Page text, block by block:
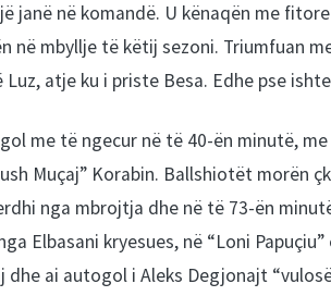
janë në komandë. U kënaqën me
në mbyllje të këtij sezoni. Triumfuan
Luz, atje ku i priste Besa. Edhe pse
me të ngecur në të 40-ën minutë,
Muçaj” Korabin. Ballshiotët morën
nga mbrojtja dhe në të 73-ën
Elbasani kryesues, në “Loni
dhe ai autogol i Aleks Degjonajt